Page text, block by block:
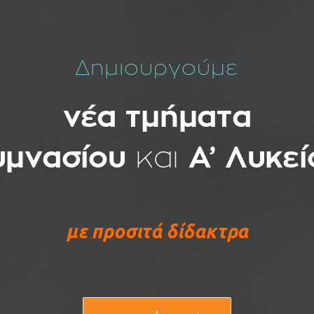
Δημιουργούμε
νέα τμήματα
και Α’
με προσιτά δίδακτρα